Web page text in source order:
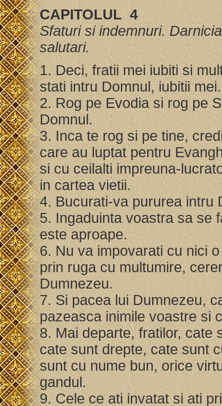
CAPITOLUL 4
Sfaturi si indemnuri.
salutari.
1. Deci, fratii mei iubiti si
stati intru Domnul, iubitii
2. Rog pe Evodia si rog pe
Domnul.
3. Inca te rog si pe tine,
care au luptat pentru
si cu ceilalti impreuna-
in cartea vietii.
4. Bucurati-va pururea
5. Ingaduinta voastra sa se
este aproape.
6. Nu va impovarati cu nici
prin ruga cu multumire,
Dumnezeu.
7. Si pacea lui Dumnezeu,
pazeasca inimile voastre si
8. Mai departe, fratilor, cate
cate sunt drepte, cate sunt
sunt cu nume bun, orice
gandul.
9. Cele ce ati invatat si ati